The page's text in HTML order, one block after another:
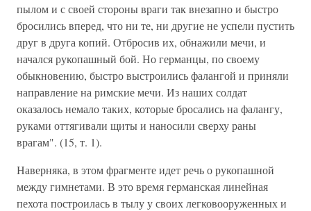
пылом и с своей стороны враги так внезапно и быстро
бросились вперед, что ни те, ни другие не успели пустить
друг в друга копий. Отбросив их, обнажили мечи, и
начался рукопашный бой. Но германцы, по своему
обыкновению, быстро выстроились фалангой и приняли
направление на римские мечи. Из наших солдат
оказалось немало таких, которые бросались на фалангу,
руками оттягивали щиты и наносили сверху раны
врагам". (15, т. 1).
Наверняка, в этом фрагменте идет речь о рукопашной
между гимнетами. В это время германская линейная
пехота построилась в тылу у своих легковооруженных и